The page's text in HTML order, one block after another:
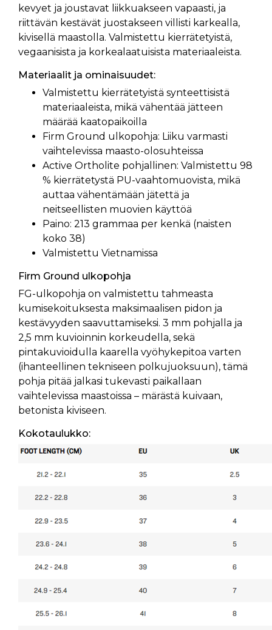
kevyet ja joustavat liikkuakseen vapaasti, ja
riittävän kestävät juostakseen villisti karkealla,
kivisellä maastolla. Valmistettu kierrätetyistä,
vegaanisista ja korkealaatuisista materiaaleista.
Materiaalit ja ominaisuudet:
Valmistettu kierrätetyistä synteettisistä
materiaaleista, mikä vähentää jätteen
määrää kaatopaikoilla
Firm Ground ulkopohja: Liiku varmasti
vaihtelevissa maasto-olosuhteissa
Active Ortholite pohjallinen: Valmistettu 98
% kierrätetystä PU-vaahtomuovista, mikä
auttaa vähentämään jätettä ja
neitseellisten muovien käyttöä
Paino: 213 grammaa per kenkä (naisten
koko 38)
Valmistettu Vietnamissa
Firm Ground ulkopohja
FG-ulkopohja on valmistettu tahmeasta
kumisekoituksesta maksimaalisen pidon ja
kestävyyden saavuttamiseksi. 3 mm pohjalla ja
2,5 mm kuvioinnin korkeudella, sekä
pintakuvioidulla kaarella vyöhykepitoa varten
(ihanteellinen tekniseen polkujuoksuun), tämä
pohja pitää jalkasi tukevasti paikallaan
vaihtelevissa maastoissa – märästä kuivaan,
betonista kiviseen.
Kokotaulukko: